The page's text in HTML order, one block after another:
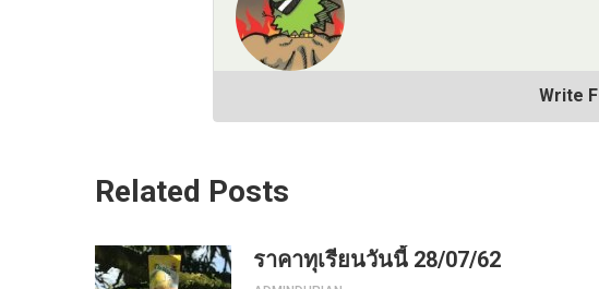
Write
Related Posts
ราคาทุเรียนวันนี้ 28/07/62